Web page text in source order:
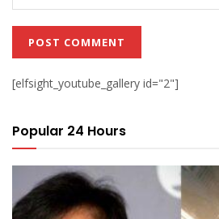
[elfsight_youtube_gallery id="2"]
Popular 24 Hours